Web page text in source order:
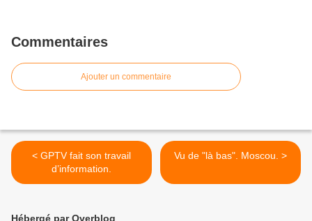
Commentaires
Ajouter un commentaire
< GPTV fait son travail
d’information.
Vu de "là bas". Moscou. >
Hébergé par Overblog